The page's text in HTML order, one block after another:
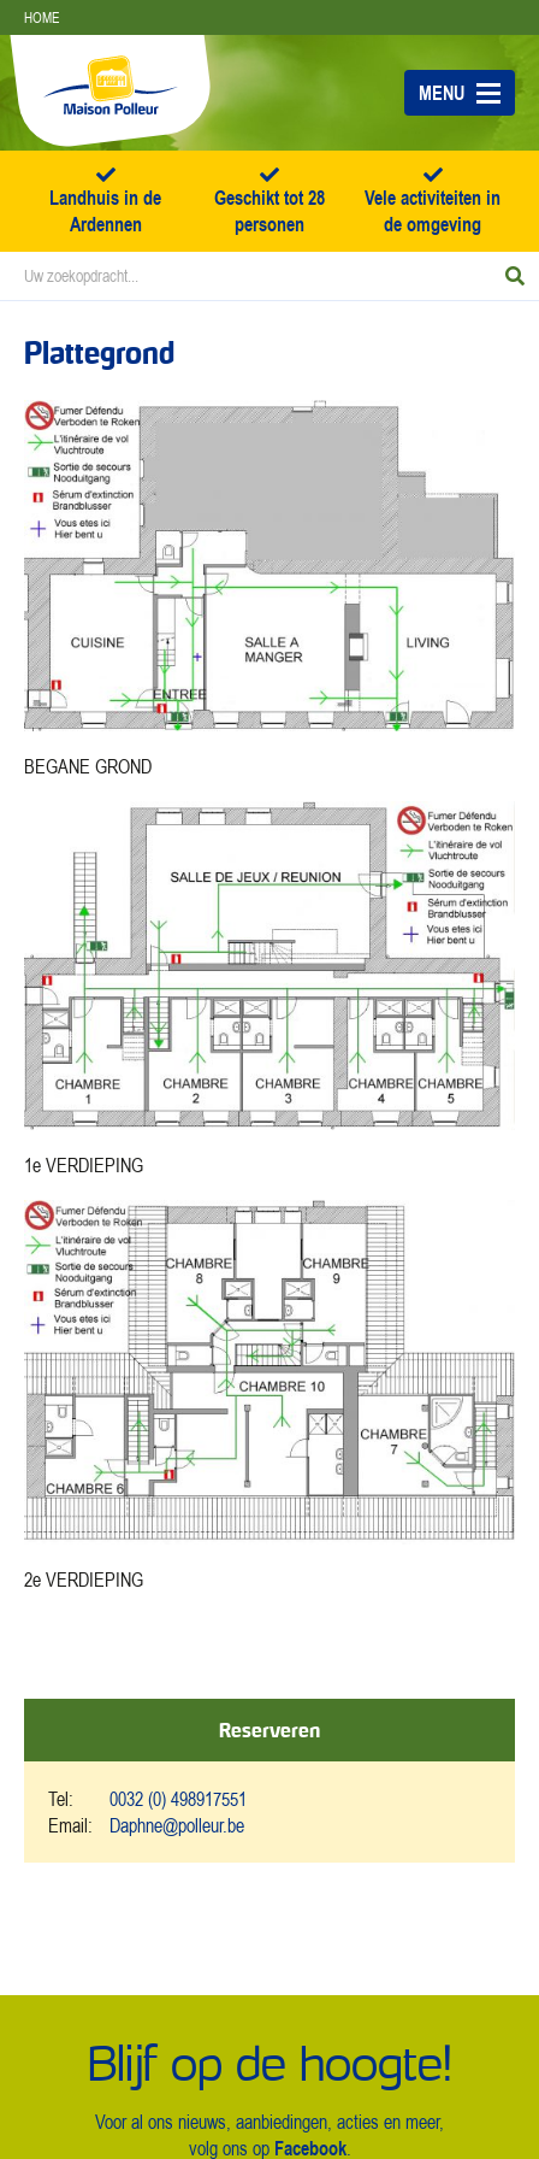
Skip
to
content
HOME
MENU
Landhuis in de
Ardennen
Geschikt tot 28
personen
Vele activiteiten in
de omgeving
Zoek
naar:
Plattegrond
BEGANE GROND
1e VERDIEPING
2e VERDIEPING
Reserveren
Tel:
0032 (0) 498917551
Email:
Daphne@polleur.be
Blijf op de hoogte!
Voor al ons nieuws, aanbiedingen, acties en meer,
volg ons op Facebook.